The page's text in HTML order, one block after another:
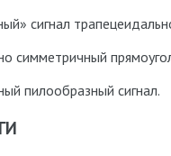
сигнал
симметричный
пилообразный сигнал.